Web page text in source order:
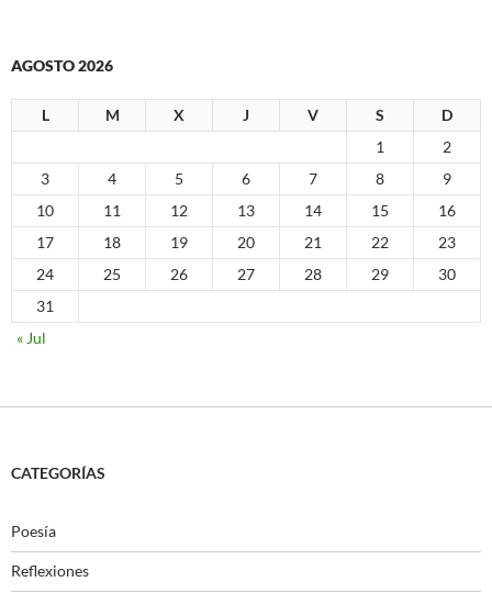
AGOSTO 2026
L M X J V S
D
1
2
3
4 5 6 7 8
9
10
11 12 13 14 15
16
17
18 19 20 21 22
23
24
25 26 27 28 29
30
31
« Jul
CATEGORÍAS
Poesía
Reflexiones